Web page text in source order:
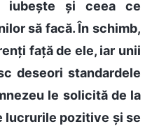
iubește și ceea ce
să facă. În schimb,
față de ele, iar unii
deseori standardele
le solicită de la
lucrurile pozitive și se